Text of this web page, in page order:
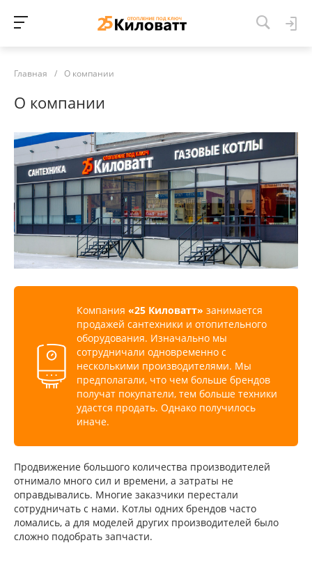
Главная / О компании
О компании
Компания «25 Киловатт» занимается
продажей сантехники и отопительного
оборудования. Изначально мы
сотрудничали одновременно с
несколькими производителями. Мы
предполагали, что чем больше брендов
получат покупатели, тем больше техники
удастся продать. Однако получилось
иначе.
Продвижение большого количества производителей
отнимало много сил и времени, а затраты не
оправдывались. Многие заказчики перестали
сотрудничать с нами. Котлы одних брендов часто
ломались, а для моделей других производителей было
сложно подобрать запчасти.